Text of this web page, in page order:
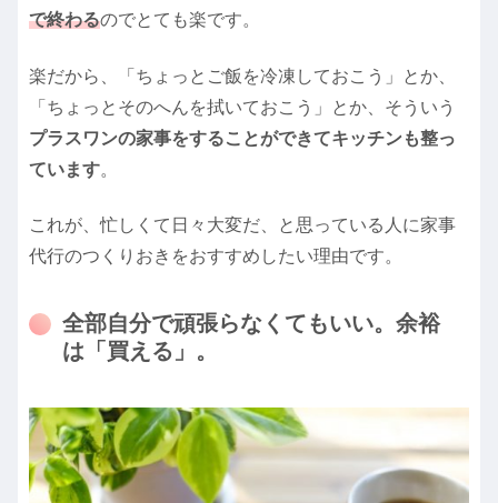
で終わるのでとても楽です。
楽だから、「ちょっとご飯を冷凍しておこう」とか、
「ちょっとそのへんを拭いておこう」とか、そういう
プラスワンの家事をすることができてキッチンも整っ
ています。
これが、忙しくて日々大変だ、と思っている人に家事
代行のつくりおきをおすすめしたい理由です。
全部自分で頑張らなくてもいい。余裕
は「買える」。